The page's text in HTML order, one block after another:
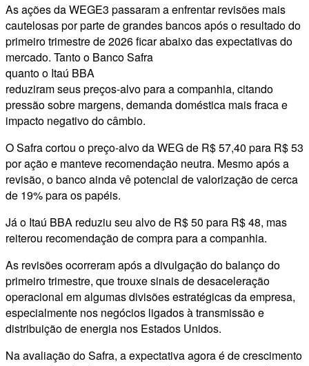
As ações da WEGE3 passaram a enfrentar revisões mais
cautelosas por parte de grandes bancos após o resultado do
primeiro trimestre de 2026 ficar abaixo das expectativas do
mercado. Tanto o Banco Safra
quanto o Itaú BBA
reduziram seus preços-alvo para a companhia, citando
pressão sobre margens, demanda doméstica mais fraca e
impacto negativo do câmbio.
O Safra cortou o preço-alvo da WEG de R$ 57,40 para R$ 53
por ação e manteve recomendação neutra. Mesmo após a
revisão, o banco ainda vê potencial de valorização de cerca
de 19% para os papéis.
Já o Itaú BBA reduziu seu alvo de R$ 50 para R$ 48, mas
reiterou recomendação de compra para a companhia.
As revisões ocorreram após a divulgação do balanço do
primeiro trimestre, que trouxe sinais de desaceleração
operacional em algumas divisões estratégicas da empresa,
especialmente nos negócios ligados à transmissão e
distribuição de energia nos Estados Unidos.
Na avaliação do Safra, a expectativa agora é de crescimento